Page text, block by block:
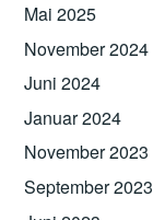
Mai 2025
November 2024
Juni 2024
Januar 2024
November 2023
September 2023